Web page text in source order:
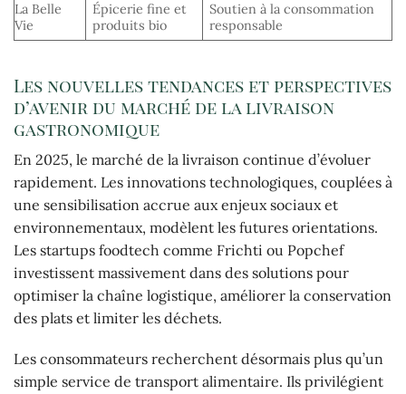
La Belle
Vie
Épicerie fine et
produits bio
Soutien à la consommation
responsable
Les nouvelles tendances et perspectives
d’avenir du marché de la livraison
gastronomique
En 2025, le marché de la livraison continue d’évoluer
rapidement. Les innovations technologiques, couplées à
une sensibilisation accrue aux enjeux sociaux et
environnementaux, modèlent les futures orientations.
Les startups foodtech comme Frichti ou Popchef
investissent massivement dans des solutions pour
optimiser la chaîne logistique, améliorer la conservation
des plats et limiter les déchets.
Les consommateurs recherchent désormais plus qu’un
simple service de transport alimentaire. Ils privilégient